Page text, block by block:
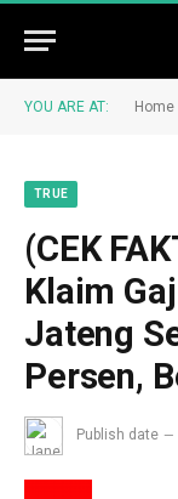
YOU ARE AT: Home
TRUE
(CEK
Klaim
Jateng
Persen,
Publish date